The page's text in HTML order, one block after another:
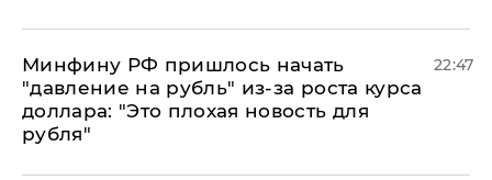
Минфину РФ пришлось начать
"давление на рубль" из-за роста курса
доллара: "Это плохая новость для
рубля"
22:47